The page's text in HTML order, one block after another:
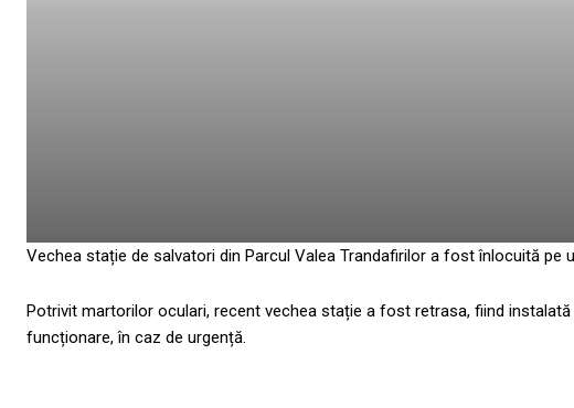
Vechea stație de salvatori din Parcul Valea Trandafirilor a fost înlocuită pe
Potrivit martorilor oculari, recent vechea stație a fost retrasa, fiind
funcționare, în caz de urgență.